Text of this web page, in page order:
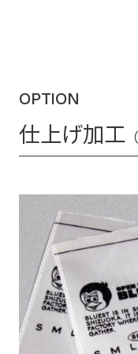
OPTION
仕上げ加工